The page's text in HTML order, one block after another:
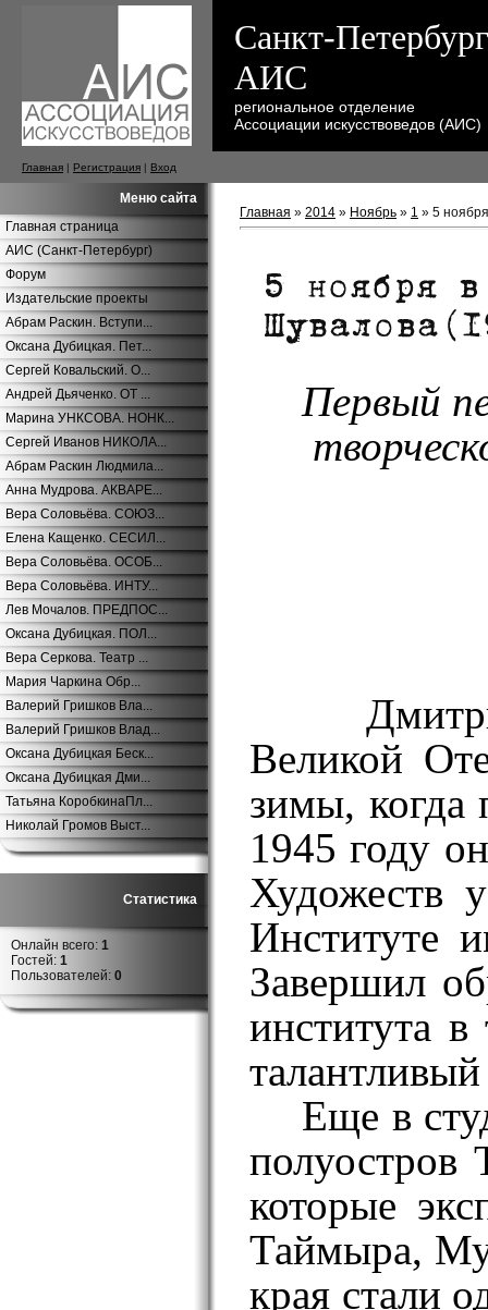
Санкт-
АИС
региональное отделение
Ассоциации искусствоведов (АИС)
Главная | Регистрация | Вход
Меню сайта
Главная страница
АИС (Санкт-Петербург)
Форум
Издательские проекты
Абрам Раскин. Вступи...
Оксана Дубицкая. Пет...
Сергей Ковальский. О...
Андрей Дьяченко. ОТ ...
Марина УНКСОВА. НОНК...
Сергей Иванов НИКОЛА...
Абрам Раскин Людмила...
Анна Мудрова. АКВАРЕ...
Вера Соловьёва. СОЮЗ...
Елена Кащенко. СЕСИЛ...
Вера Соловьёва. ОСОБ...
Вера Соловьёва. ИНТУ...
Лев Мочалов. ПРЕДПОС...
Оксана Дубицкая. ПОЛ...
Вера Серкова. Театр ...
Мария Чаркина Обр...
Валерий Гришков Вла...
Валерий Гришков Влад...
Оксана Дубицкая Беск...
Оксана Дубицкая Дми...
Татьяна КоробкинаПл...
Николай Громов Выст...
Статистика
Онлайн всего: 1
Гостей: 1
Пользователей: 0
Главная » 2014 » Ноябрь » 1 » 5
Первый
Великой
зимы, когда
1945 году
Художеств
Институте
Завершил
института
Еще в
полуостров
которые
Таймыра,
края стали